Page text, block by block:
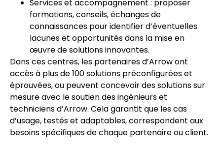
Services et accompagnement : proposer
formations, conseils, échanges de
connaissances pour identifier d’éventuelles
lacunes et opportunités dans la mise en
œuvre de solutions innovantes.
Dans ces centres, les partenaires d’Arrow ont
accès à plus de 100 solutions préconfigurées et
éprouvées, ou peuvent concevoir des solutions sur
mesure avec le soutien des ingénieurs et
techniciens d’Arrow. Cela garantit que les cas
d’usage, testés et adaptables, correspondent aux
besoins spécifiques de chaque partenaire ou client.